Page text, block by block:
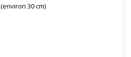
30 cm)